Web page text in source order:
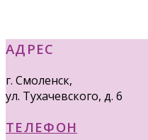
АДРЕС
г. Смоленск,
ул. Тухачевского, д. 6
ТЕЛЕФОН